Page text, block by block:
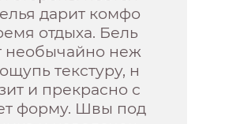
дарит комфо
отдыха. Бель
необычайно неж
текстуру, н
и прекрасно с
форму. Швы под